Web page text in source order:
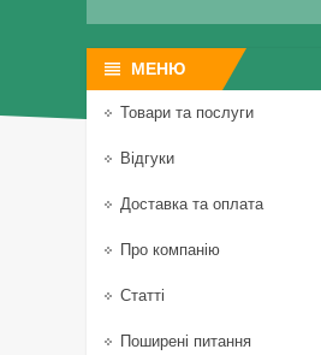
Товари та послуги
Відгуки
Доставка та оплата
Про компанію
Статті
Поширені питання